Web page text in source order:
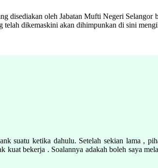
disediakan oleh Jabatan Mufti Negeri
telah dikemaskini akan dihimpunkan di sini
suatu ketika dahulu. Setelah sekian lama ,
kuat bekerja . Soalannya adakah boleh saya